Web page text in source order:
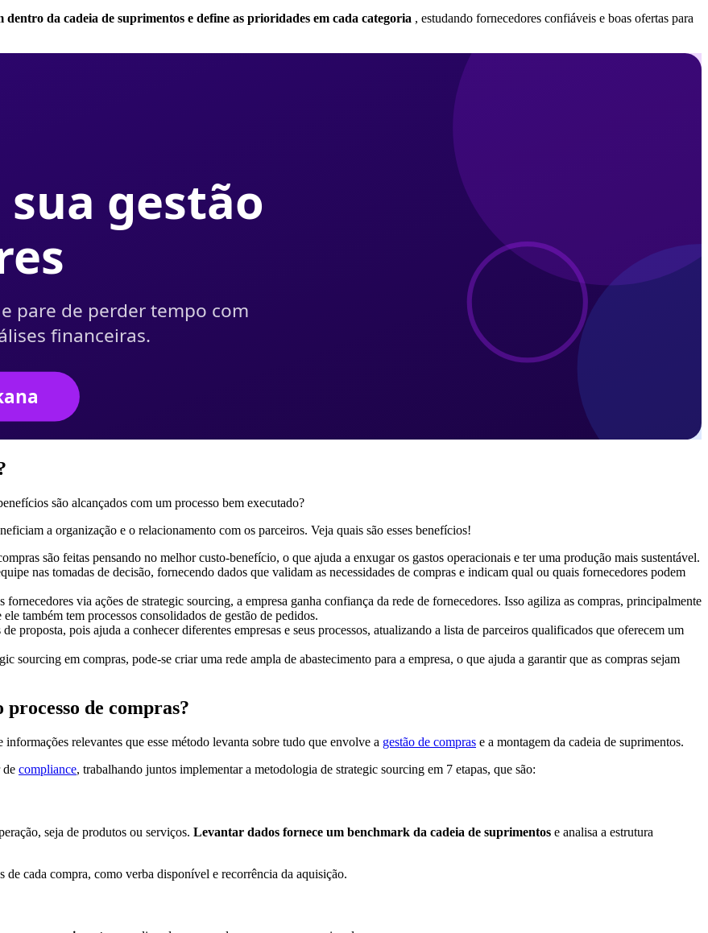
dentro da cadeia de suprimentos e define as prioridades em cada categoria , estudando fornecedores confiáveis e boas ofertas para
são alcançados com um processo bem executado?
a organização e o relacionamento com os parceiros. Veja quais são esses benefícios!
são feitas pensando no melhor custo-benefício, o que ajuda a enxugar os gastos operacionais e ter uma produção mais sustentável.
nas tomadas de decisão, fornecendo dados que validam as necessidades de compras e indicam qual ou quais fornecedores podem
via ações de strategic sourcing, a empresa ganha confiança da rede de fornecedores. Isso agiliza as compras, principalmente
também tem processos consolidados de gestão de pedidos.
proposta, pois ajuda a conhecer diferentes empresas e seus processos, atualizando a lista de parceiros qualificados que oferecem um
sourcing em compras, pode-se criar uma rede ampla de abastecimento para a empresa, o que ajuda a garantir que as compras sejam
de compras?
relevantes que esse método levanta sobre tudo que envolve a gestão de compras e a montagem da cadeia de suprimentos.
de compliance, trabalhando juntos implementar a metodologia de strategic sourcing em 7 etapas, que são:
seja de produtos ou serviços. Levantar dados fornece um benchmark da cadeia de suprimentos e analisa a estrutura
cada compra, como verba disponível e recorrência da aquisição.